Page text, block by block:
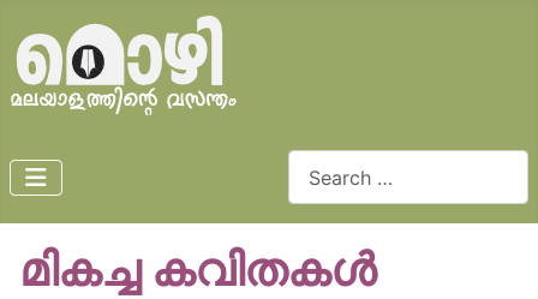
മികച്ച കവിതകൾ